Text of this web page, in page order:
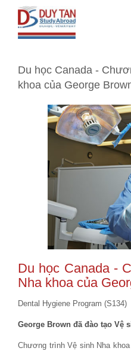
Du học Canada -
khoa của George
Du học Canada-
Nha khoa của
Dental Hygiene Program (S134)
George Brown đã đào tạo Vệ
Chương trình Vệ sinh Nha